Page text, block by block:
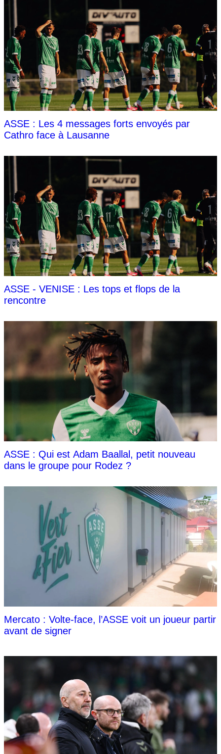
ASSE : Les 4 messages forts envoyés par
Cathro face à Lausanne
ASSE - VENISE : Les tops et flops de la
rencontre
ASSE : Qui est Adam Baallal, petit nouveau
dans le groupe pour Rodez ?
Mercato : Volte-face, l’ASSE voit un joueur partir
avant de signer